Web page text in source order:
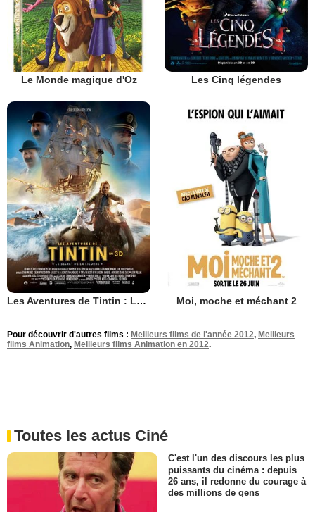
Le Monde magique d'Oz Les Cinq légendes
Les Aventures de Tintin : Le Secret de la Licorne Moi, moche et méchant 2
Pour découvrir d'autres films : Meilleurs films de l'année 2012, Meilleurs
films Animation, Meilleurs films Animation en 2012.
Toutes les actus Ciné
C'est l'un des discours les plus
puissants du cinéma : depuis
26 ans, il redonne du courage à
des millions de gens